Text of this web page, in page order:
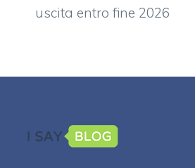
uscita entro fine 2026